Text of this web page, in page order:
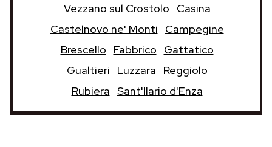
Vezzano sul Crostolo
Casina
Castelnovo ne' Monti
Campegine
Brescello
Fabbrico
Gattatico
Gualtieri
Luzzara
Reggiolo
Rubiera Sant'Ilario d'Enza